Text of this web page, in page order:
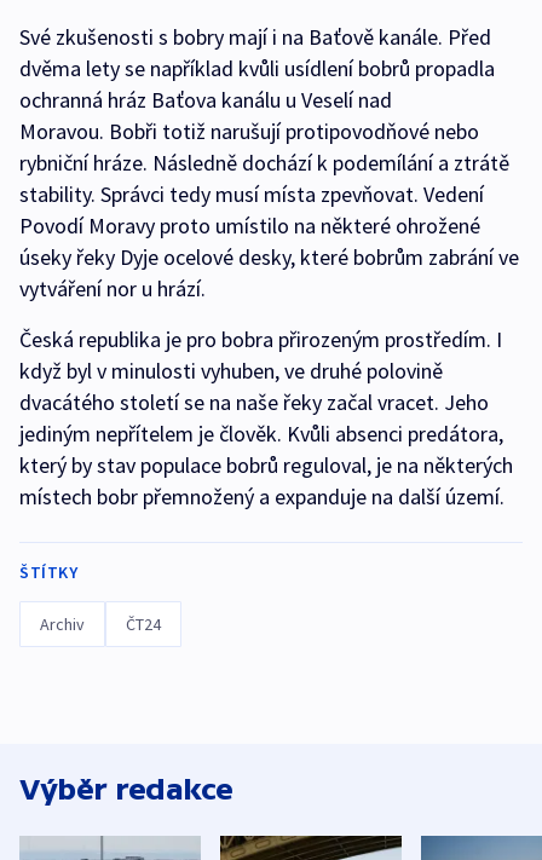
Své zkušenosti s bobry mají i na Baťově kanále. Před
dvěma lety se například kvůli usídlení bobrů propadla
ochranná hráz Baťova kanálu u Veselí nad
Moravou. Bobři totiž narušují protipovodňové nebo
rybniční hráze. Následně dochází k podemílání a ztrátě
stability. Správci tedy musí místa zpevňovat. Vedení
Povodí Moravy proto umístilo na některé ohrožené
úseky řeky Dyje ocelové desky, které bobrům zabrání ve
vytváření nor u hrází.
Česká republika je pro bobra přirozeným prostředím. I
když byl v minulosti vyhuben, ve druhé polovině
dvacátého století se na naše řeky začal vracet. Jeho
jediným nepřítelem je člověk. Kvůli absenci predátora,
který by stav populace bobrů reguloval, je na některých
místech bobr přemnožený a expanduje na další území.
ŠTÍTKY
Archiv ČT24
Výběr redakce